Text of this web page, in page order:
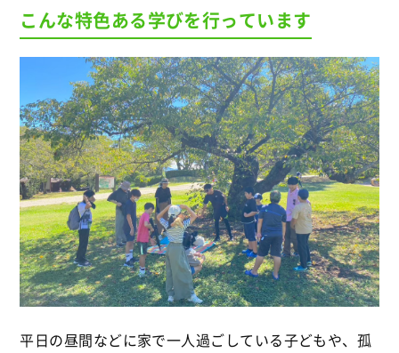
こんな特色ある学びを行っています
平日の昼間などに家で一人過ごしている子どもや、孤